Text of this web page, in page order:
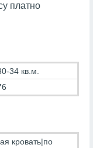
платно
34 кв.м.
кровать|по